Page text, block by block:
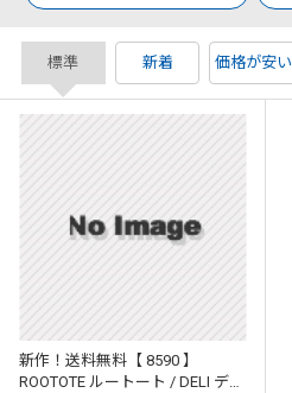
標準 新着 価格が安い
新作！送料無料【 8590 】
ROOTOTE ルートート / DELI デリ